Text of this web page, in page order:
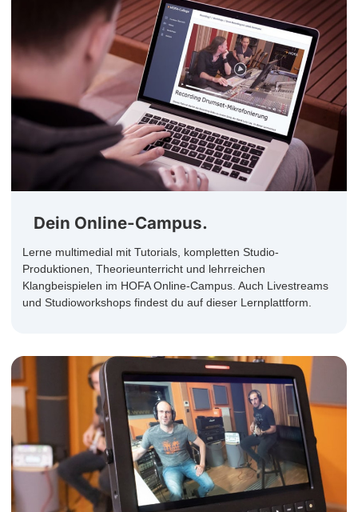
Dein Online-Campus.
Lerne multimedial mit Tutorials, kompletten Studio-
Produktionen, Theorieunterricht und lehrreichen
Klangbeispielen im HOFA Online-Campus. Auch Livestreams
und Studioworkshops findest du auf dieser Lernplattform.